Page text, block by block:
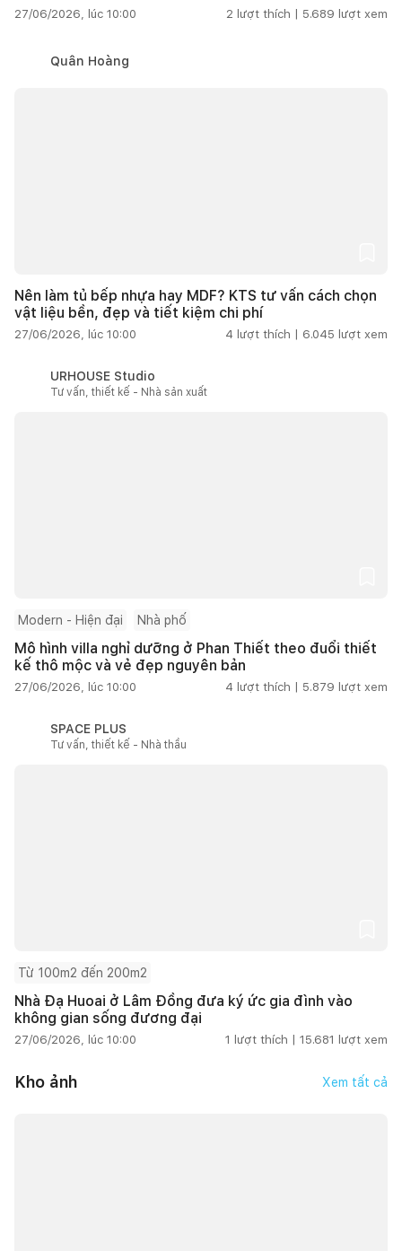
27/06/2026, lúc 10:00 2 lượt thích | 5.689 lượt xem
Quân Hoàng
Nên làm tủ bếp nhựa hay MDF? KTS tư vấn cách chọn
vật liệu bền, đẹp và tiết kiệm chi phí
27/06/2026, lúc 10:00 4 lượt thích | 6.045 lượt xem
URHOUSE Studio
Tư vấn, thiết kế - Nhà sản xuất
Modern - Hiện đại Nhà phố
Mô hình villa nghỉ dưỡng ở Phan Thiết theo đuổi thiết
kế thô mộc và vẻ đẹp nguyên bản
27/06/2026, lúc 10:00 4 lượt thích | 5.879 lượt xem
SPACE PLUS
Tư vấn, thiết kế - Nhà thầu
Từ 100m2 đến 200m2
Nhà Đạ Huoai ở Lâm Đồng đưa ký ức gia đình vào
không gian sống đương đại
27/06/2026, lúc 10:00 1 lượt thích | 15.681 lượt xem
Kho ảnh Xem tất cả